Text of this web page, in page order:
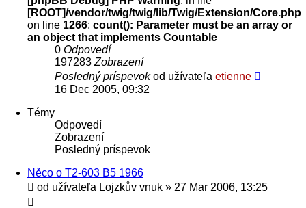
[ROOT]/vendor/twig/twig/lib/Twig/Extension/Core.php
on line 1266: count(): Parameter must be an array or
an object that implements Countable
0 Odpovedí
197283 Zobrazení
Posledný príspevokod užívateľa etienne
16 Dec 2005, 09:32
Témy
Odpovedí
Zobrazení
Posledný príspevok
Něco o T2-603 B5 1966
od užívateľa Lojzkův vnuk » 27 Mar 2006, 13:25